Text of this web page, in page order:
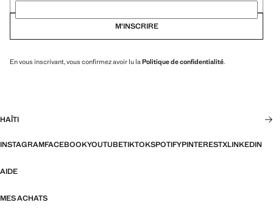
M’INSCRIRE
En vous inscrivant, vous confirmez avoir lu la Politique de confidentialité.
HAÏTI
INSTAGRAMFACEBOOKYOUTUBETIKTOKSPOTIFYPINTERESTXLINKEDIN
AIDE
MES ACHATS